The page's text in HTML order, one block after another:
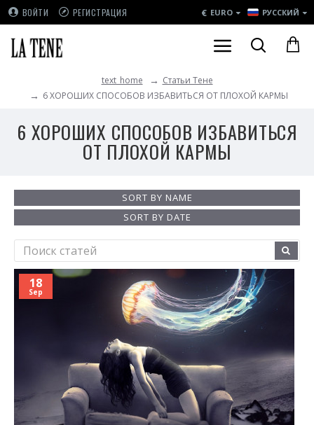
ВОЙТИ РЕГИСТРАЦИЯ € EURO РУССКИЙ
text_home
Статьи Тене
6 ХОРОШИХ СПОСОБОВ ИЗБАВИТЬСЯ ОТ ПЛОХОЙ КАРМЫ
6 ХОРОШИХ СПОСОБОВ ИЗБАВИТЬСЯ
ОТ ПЛОХОЙ КАРМЫ
SORT BY NAME
SORT BY DATE
18
Sep